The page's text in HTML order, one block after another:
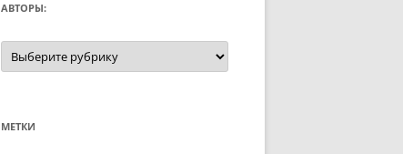
АВТОРЫ:
Авторы:
МЕТКИ